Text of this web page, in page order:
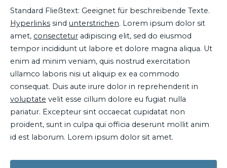
Standard Fließtext: Geeignet für beschreibende Texte.
Hyperlinks sind unterstrichen. Lorem ipsum dolor sit
amet, consectetur adipiscing elit, sed do eiusmod
tempor incididunt ut labore et dolore magna aliqua. Ut
enim ad minim veniam, quis nostrud exercitation
ullamco laboris nisi ut aliquip ex ea commodo
consequat. Duis aute irure dolor in reprehenderit in
voluptate velit esse cillum dolore eu fugiat nulla
pariatur. Excepteur sint occaecat cupidatat non
proident, sunt in culpa qui officia deserunt mollit anim
id est laborum. Lorem ipsum dolor sit amet.